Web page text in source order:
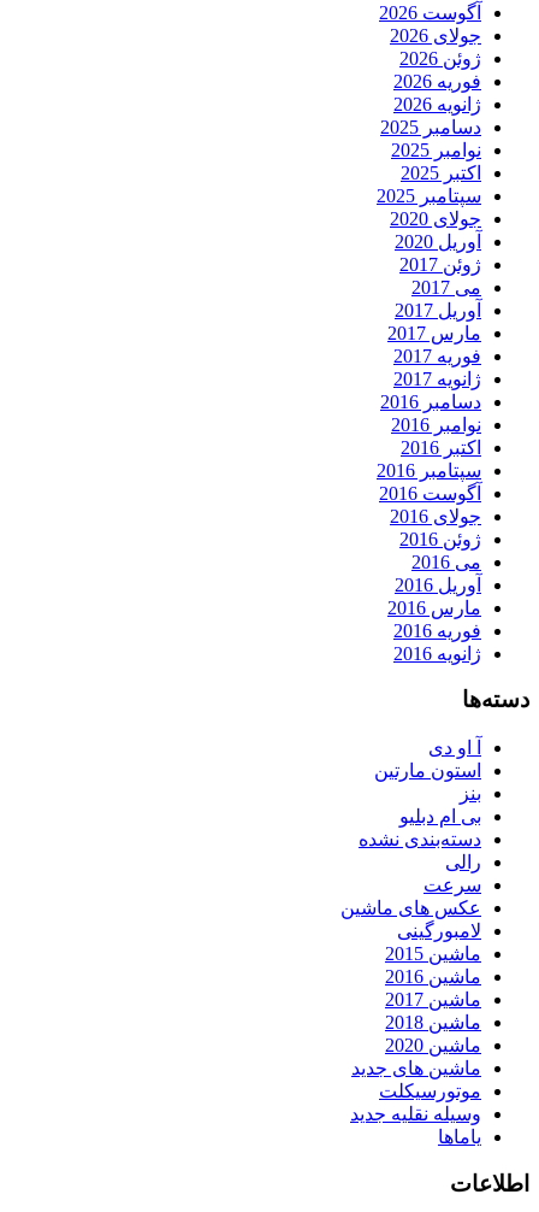
آگوست 2026
جولای 2026
ژوئن 2026
فوریه 2026
ژانویه 2026
دسامبر 2025
نوامبر 2025
اکتبر 2025
سپتامبر 2025
جولای 2020
آوریل 2020
ژوئن 2017
می 2017
آوریل 2017
مارس 2017
فوریه 2017
ژانویه 2017
دسامبر 2016
نوامبر 2016
اکتبر 2016
سپتامبر 2016
آگوست 2016
جولای 2016
ژوئن 2016
می 2016
آوریل 2016
مارس 2016
فوریه 2016
ژانویه 2016
دسته‌ها
آ او دی
استون مارتین
بنز
بی ام دبلیو
دسته‌بندی نشده
رالی
سرعت
عکس های ماشین
لامبورگینی
ماشین 2015
ماشین 2016
ماشین 2017
ماشین 2018
ماشین 2020
ماشین های جدید
موتورسیکلت
وسیله نقلیه جدید
یاماها
اطلاعات